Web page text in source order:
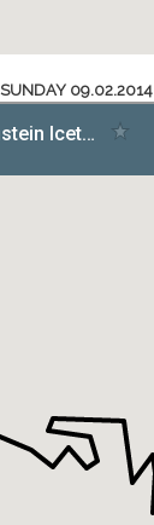
09.02.2014